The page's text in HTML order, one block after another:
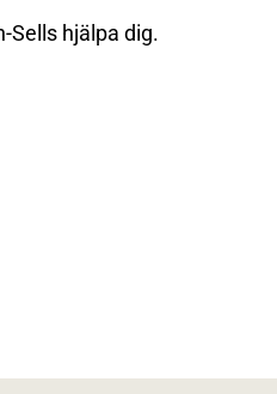
Sells hjälpa dig.